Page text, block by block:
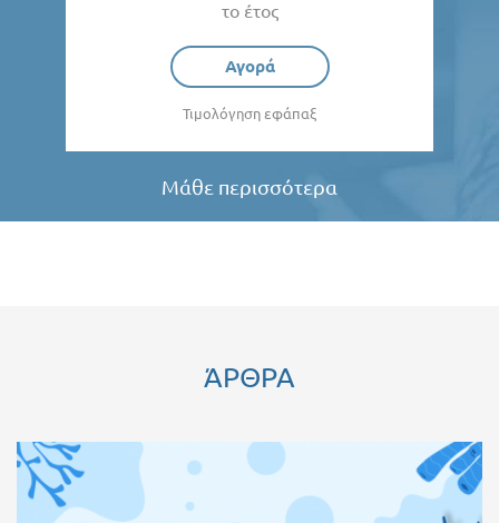
το έτος
Αγορά
Τιμολόγηση εφάπαξ
Μάθε περισσότερα
ΆΡΘΡΑ